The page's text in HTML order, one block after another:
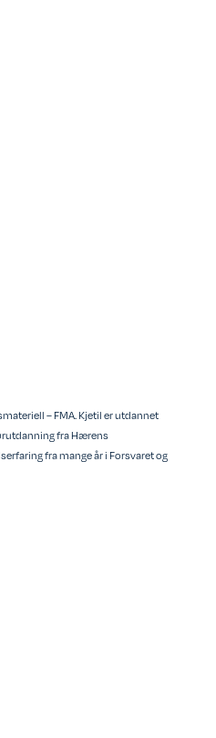
– FMA. Kjetil er utdannet
fra Hærens
fra mange år i Forsvaret og